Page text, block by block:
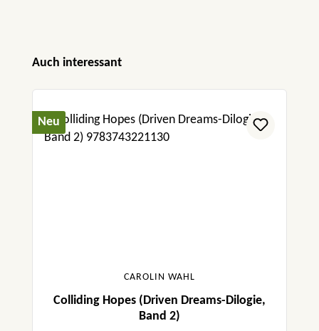
Produktgalerie überspringen
Auch interessant
Neu
CAROLIN WAHL
Colliding Hopes (Driven Dreams-Dilogie,
Band 2)